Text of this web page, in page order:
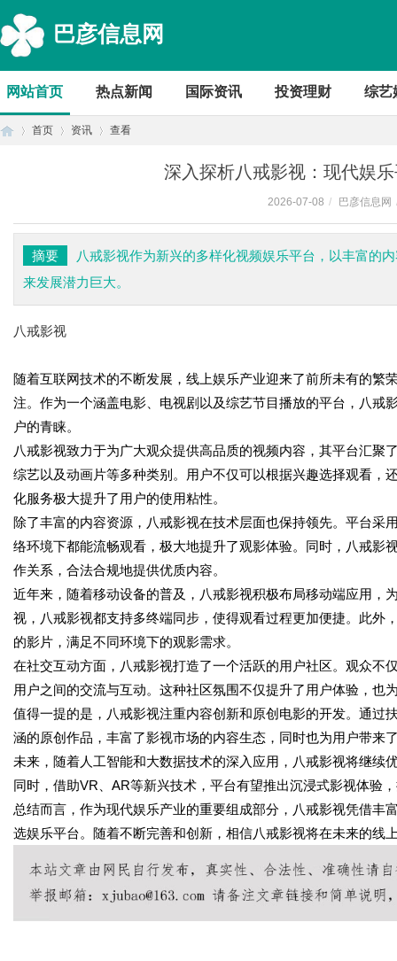
巴彦信息网
网站首页 热点新闻 国际资讯 投资理财 综艺
首页 资讯 查看
深入探析八戒影视：现代娱
2026-07-08 / 巴彦信息网
摘要
八戒影视作为新兴的多样化视频娱乐平台，以丰富的
来发展潜力巨大。
八戒影视
随着互联网技术的不断发展，线上娱乐产业迎来了前所未有的
注。作为一个涵盖电影、电视剧以及综艺节目播放的平台，八戒
户的青睐。
八戒影视致力于为广大观众提供高品质的视频内容，其平台汇
综艺以及动画片等多种类别。用户不仅可以根据兴趣选择观看，
化服务极大提升了用户的使用粘性。
除了丰富的内容资源，八戒影视在技术层面也保持领先。平台
络环境下都能流畅观看，极大地提升了观影体验。同时，八戒影
作关系，合法合规地提供优质内容。
近年来，随着移动设备的普及，八戒影视积极布局移动端应用，
视，八戒影视都支持多终端同步，使得观看过程更加便捷。此外
的影片，满足不同环境下的观影需求。
在社交互动方面，八戒影视打造了一个活跃的用户社区。观众不
用户之间的交流与互动。这种社区氛围不仅提升了用户体验，也
值得一提的是，八戒影视注重内容创新和原创电影的开发。通过
涵的原创作品，丰富了影视市场的内容生态，同时也为用户带来
未来，随着人工智能和大数据技术的深入应用，八戒影视将继续
同时，借助VR、AR等新兴技术，平台有望推出沉浸式影视体验
总结而言，作为现代娱乐产业的重要组成部分，八戒影视凭借
选娱乐平台。随着不断完善和创新，相信八戒影视将在未来的线